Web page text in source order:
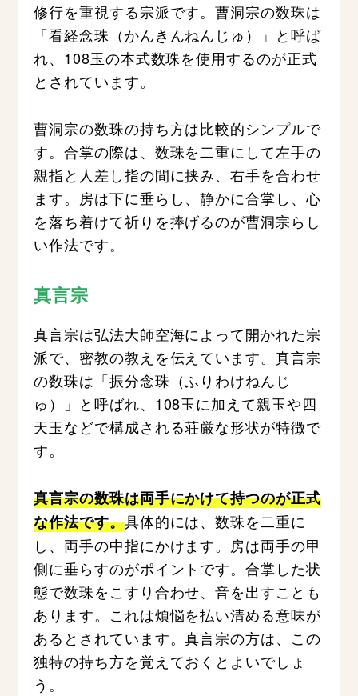
修行を重視する宗派です。曹洞宗の数珠は
「看経念珠（かんきんねんじゅ）」と呼ば
れ、108玉の本式数珠を使用するのが正式
とされています。
曹洞宗の数珠の持ち方は比較的シンプルで
す。合掌の際は、数珠を二重にして左手の
親指と人差し指の間に挟み、右手を合わせ
ます。房は下に垂らし、静かに合掌し、心
を落ち着けて祈りを捧げるのが曹洞宗らし
い作法です。
真言宗
真言宗は弘法大師空海によって開かれた宗
派で、密教の教えを伝えています。真言宗
の数珠は「振分念珠（ふりわけねんじ
ゅ）」と呼ばれ、108玉に加えて親玉や四
天玉などで構成される荘厳な形状が特徴で
す。
真言宗の数珠は両手にかけて持つのが正式
な作法です。具体的には、数珠を二重に
し、両手の中指にかけます。房は両手の甲
側に垂らすのがポイントです。合掌した状
態で数珠をこすり合わせ、音を出すことも
あります。これは煩悩を払い清める意味が
あるとされています。真言宗の方は、この
独特の持ち方を覚えておくとよいでしょ
う。